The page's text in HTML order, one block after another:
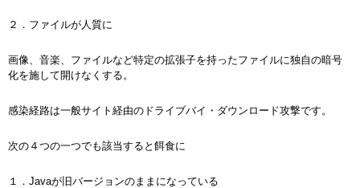
２．ファイルが人質に
画像、音楽、ファイルなど特定の拡張子を持ったファイルに独自の暗号
化を施して開けなくする。
感染経路は一般サイト経由のドライブバイ・ダウンロード攻撃です。
次の４つの一つでも該当すると餌食に
１．Javaが旧バージョンのままになっている